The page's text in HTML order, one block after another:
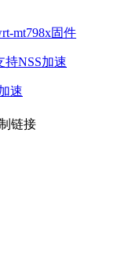
mt798x固件
速
链接